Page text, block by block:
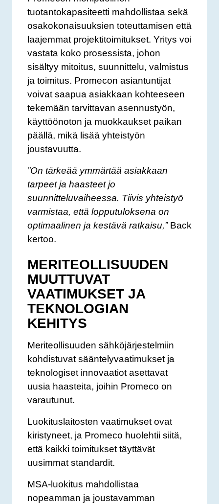
tuotantokapasiteetti mahdollistaa sekä
osakokonaisuuksien toteuttamisen että
laajemmat projektitoimitukset. Yritys voi
vastata koko prosessista, johon
sisältyy mitoitus, suunnittelu, valmistus
ja toimitus. Promecon asiantuntijat
voivat saapua asiakkaan kohteeseen
tekemään tarvittavan asennustyön,
käyttöönoton ja muokkaukset paikan
päällä, mikä lisää yhteistyön
joustavuutta.
”On tärkeää ymmärtää asiakkaan
tarpeet ja haasteet jo
suunnitteluvaiheessa. Tiivis yhteistyö
varmistaa, että lopputuloksena on
optimaalinen ja kestävä ratkaisu,”Back
kertoo.
MERITEOLLISUUDEN
MUUTTUVAT
VAATIMUKSET JA
TEKNOLOGIAN
KEHITYS
Meriteollisuuden sähköjärjestelmiin
kohdistuvat sääntelyvaatimukset ja
teknologiset innovaatiot asettavat
uusia haasteita, joihin Promeco on
varautunut.
Luokituslaitosten vaatimukset ovat
kiristyneet, ja Promeco huolehtii siitä,
että kaikki toimitukset täyttävät
uusimmat standardit.
MSA-luokitus mahdollistaa
nopeamman ja joustavamman